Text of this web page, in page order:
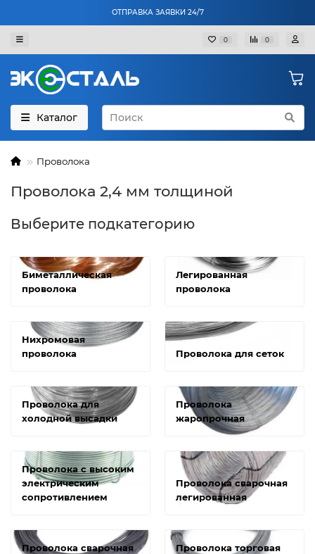
ОТПРАВКА ЗАЯВКИ 24/7
0 0
Каталог
Проволока
Проволока 2,4 мм толщиной
Выберите подкатегорию
Биметаллическая
проволока
Легированная
проволока
Нихромовая
проволока
Проволока для сеток
Проволока для
холодной высадки
Проволока
жаропрочная
Проволока с высоким
электрическим
сопротивлением
Проволока сварочная
легированная
Проволока сварочная
Проволока торговая